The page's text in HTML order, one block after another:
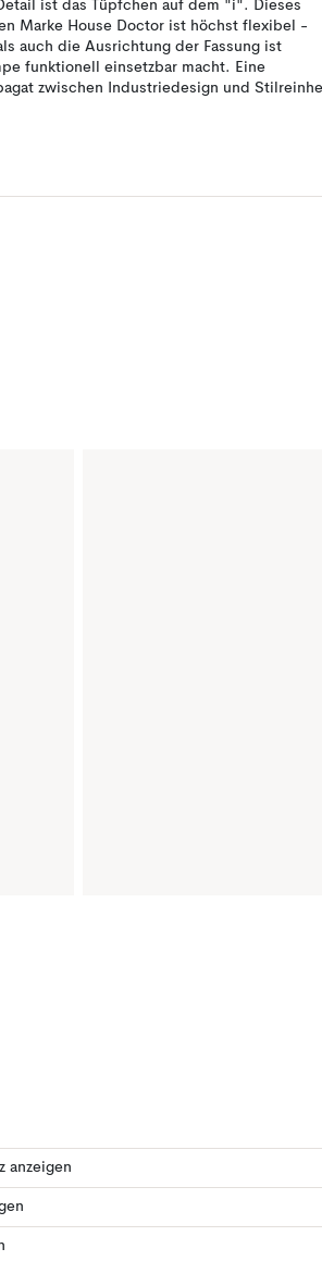
ist das Tüpfchen auf dem "i". Dieses
Marke House Doctor ist höchst flexibel -
auch die Ausrichtung der Fassung ist
funktionell einsetzbar macht. Eine
zwischen Industriedesign und
anzeigen